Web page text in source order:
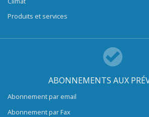
Produits et services
ABONNEMENTS AUX
Abonnement par email
Abonnement par Fax